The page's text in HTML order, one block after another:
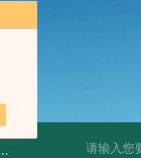
斑马鱼白介素